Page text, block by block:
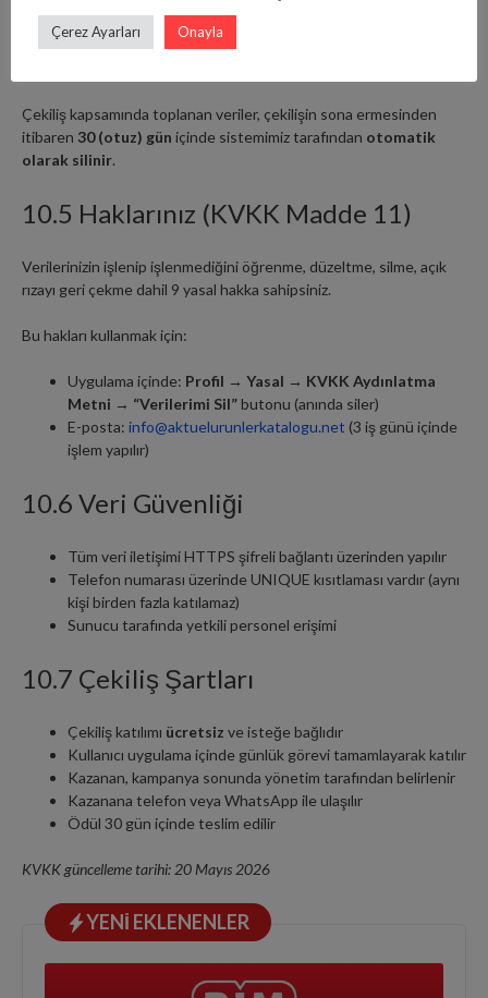
formundaki onay kutusu işaretlenmediği takdirde veri işlenmez.
Çekiliş kapsamında toplanan veriler, çekilişin sona ermesinden
itibaren 30 (otuz) gün içinde sistemimiz tarafından otomatik
olarak silinir.
10.5 Haklarınız (KVKK Madde 11)
Verilerinizin işlenip işlenmediğini öğrenme, düzeltme, silme, açık
rızayı geri çekme dahil 9 yasal hakka sahipsiniz.
Bu hakları kullanmak için:
Uygulama içinde: Profil → Yasal → KVKK Aydınlatma
Metni → “Verilerimi Sil” butonu (anında siler)
E-posta: info@aktuelurunlerkatalogu.net (3 iş günü içinde
işlem yapılır)
10.6 Veri Güvenliği
Tüm veri iletişimi HTTPS şifreli bağlantı üzerinden yapılır
Telefon numarası üzerinde UNIQUE kısıtlaması vardır (aynı
kişi birden fazla katılamaz)
Sunucu tarafında yetkili personel erişimi
10.7 Çekiliş Şartları
Çekiliş katılımı ücretsiz ve isteğe bağlıdır
Kullanıcı uygulama içinde günlük görevi tamamlayarak katılır
Kazanan, kampanya sonunda yönetim tarafından belirlenir
Kazanana telefon veya WhatsApp ile ulaşılır
Ödül 30 gün içinde teslim edilir
KVKK güncelleme tarihi: 20 Mayıs 2026
YENI EKLENENLER
Çerez Ayarları Onayla